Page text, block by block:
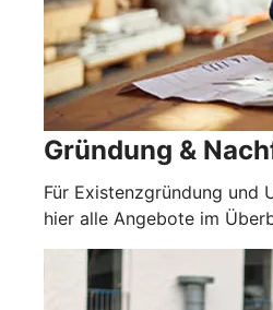
Gründung &
Für Existenzgründung und
hier alle Angebote im